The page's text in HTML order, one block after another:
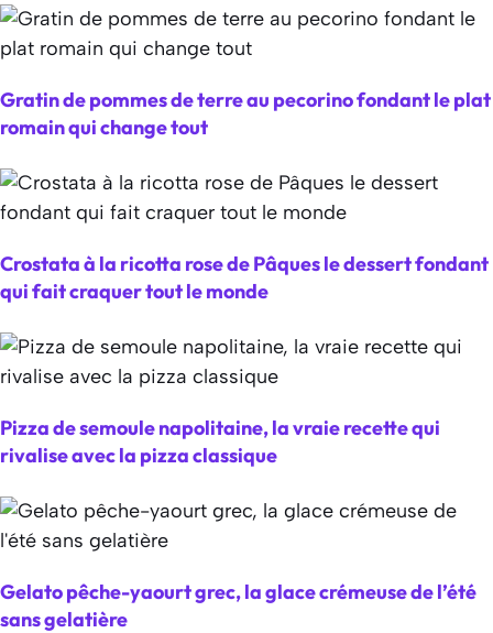
Gratin de pommes de terre au pecorino fondant le plat
romain qui change tout
Crostata à la ricotta rose de Pâques le dessert fondant
qui fait craquer tout le monde
Pizza de semoule napolitaine, la vraie recette qui
rivalise avec la pizza classique
Gelato pêche-yaourt grec, la glace crémeuse de l’été
sans gelatière